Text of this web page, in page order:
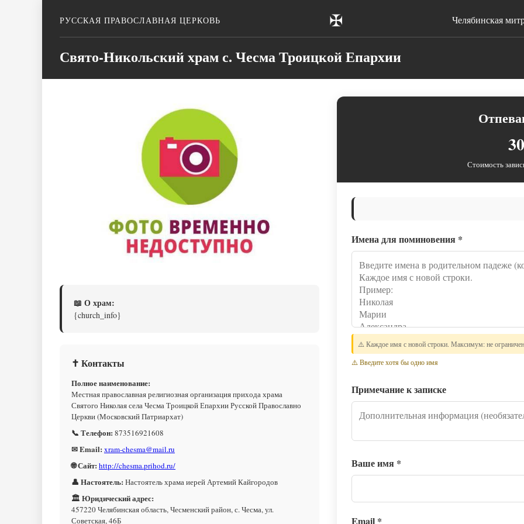
РУССКАЯ ПРАВОСЛАВНАЯ ЦЕРКОВЬ ✠ Челябинская
Свято-Никольский храм с. Чесма Троицкой Епархии
📖 О храм:
{church_info}
✝ Контакты
Полное наименование:
Местная православная религиозная организация прихода храма
Святого Николая села Чесма Троицкой Епархии Русской Православно
Церкви (Московский Патриархат)
📞 Телефон: 873516921608
✉ Email: xram-chesma@mail.ru
🌐 Сайт: http://chesma.prihod.ru/
👤 Настоятель: Настоятель храма иерей Артемий Кайгородов
🏛 Юридический адрес:
457220 Челябинская область, Чесменский район, с. Чесма, ул.
Советская, 46Б
Стоимость
Имена для поминовения *
⚠️ Каждое имя с новой строки. Максимум: не
⚠️ Введите хотя бы одно имя
Примечание к записке
Ваше имя *
Email *